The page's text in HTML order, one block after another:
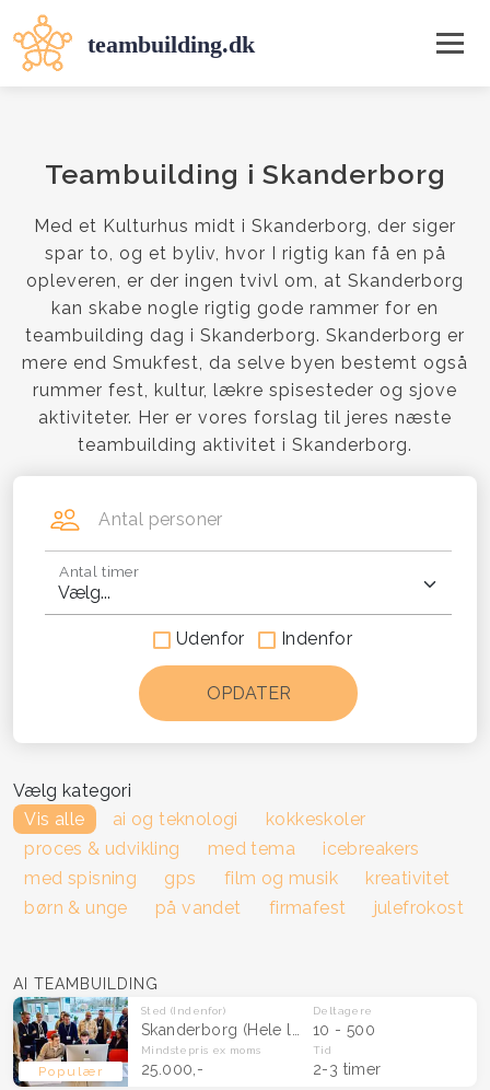
Teambuilding i Skanderborg
Med et Kulturhus midt i Skanderborg, der siger
spar to, og et byliv, hvor I rigtig kan få en på
opleveren, er der ingen tvivl om, at Skanderborg
kan skabe nogle rigtig gode rammer for en
teambuilding dag i Skanderborg. Skanderborg er
mere end Smukfest, da selve byen bestemt også
rummer fest, kultur, lækre spisesteder og sjove
aktiviteter. Her er vores forslag til jeres næste
teambuilding aktivitet i Skanderborg.
Antal personer
Antal timer
Udenfor Indenfor
Vælg kategori
Vis alle
ai og teknologi
kokkeskoler
proces & udvikling
med tema
icebreakers
med spisning
gps film og musik
kreativitet
børn & unge
på vandet firmafest julefrokost
Populær
AI TEAMBUILDING
Sted (Indenfor)
Skanderborg (Hele landet)
Deltagere
10 - 500
Mindstepris ex moms
25.000,-
Tid
2-3 timer